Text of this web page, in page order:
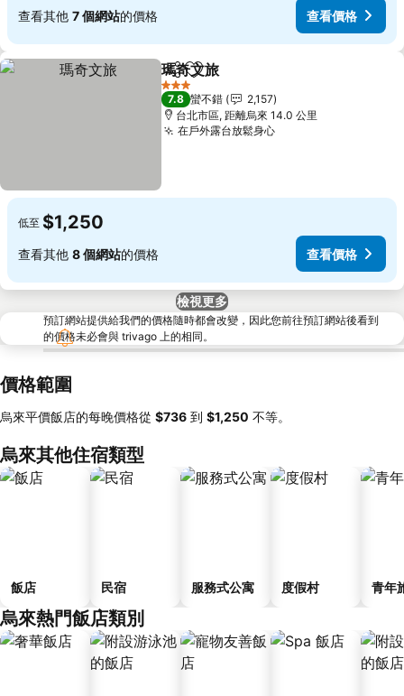
查看其他 7 個網站的價格 查看價格
分享 加入我的最愛
瑪奇文旅
3 星級
7.8 蠻不錯
2,157
台北市區, 距離烏來 14.0 公里
在戶外露台放鬆身心
低至 $1,250
查看其他 8 個網站的價格 查看價格
檢視更多
預訂網站提供給我們的價格隨時都會改變，因此您前往預訂網站後看到
的價格未必會與 trivago 上的相同。
價格範圍
烏來平價飯店的每晚價格從 ‎$736 到 ‎$1,250 不等。
烏來其他住宿類型
飯店 民宿 服務式公寓 度假村 青年
烏來熱門飯店類別